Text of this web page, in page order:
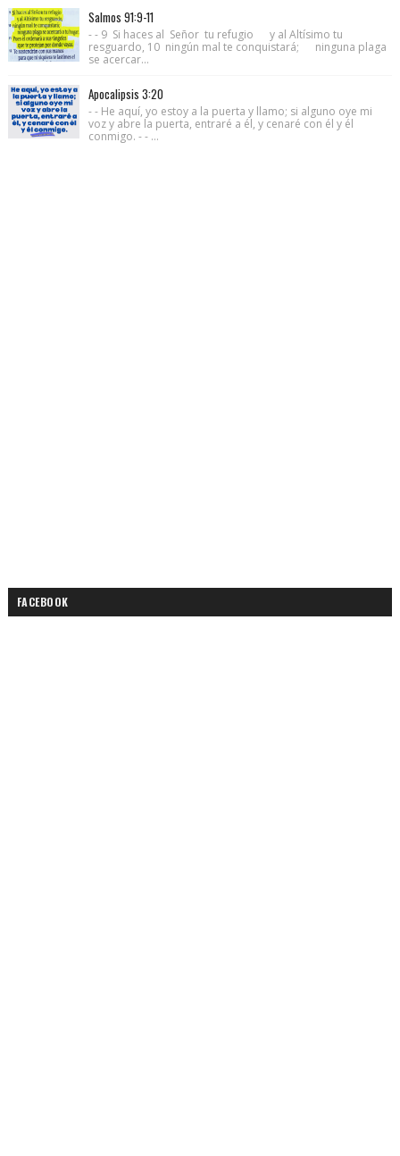
Salmos 91:9-11
- - 9 Si haces al Señor tu refugio y al Altísimo tu
resguardo, 10 ningún mal te conquistará; ninguna plaga
se acercar...
Apocalipsis 3:20
- - He aquí, yo estoy a la puerta y llamo; si alguno oye mi
voz y abre la puerta, entraré a él, y cenaré con él y él
conmigo. - - ...
FACEBOOK